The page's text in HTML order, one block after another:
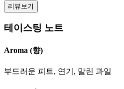
리뷰보기
테이스팅 노트
Aroma (향)
부드러운 피트, 연기, 말린 과일